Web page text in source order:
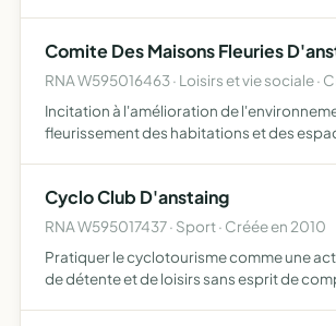
Comite Des Maisons Fleuries
RNA W595016463 · Loisirs et vie sociale ·
Incitation à l'amélioration de
fleurissement des habitations et des
Cyclo Club D'anstaing
RNA W595017437 · Sport · Créée en 2010
Pratiquer le cyclotourisme comme une
de détente et de loisirs sans esprit de